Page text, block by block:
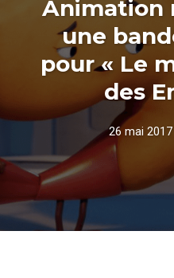
Animation
une
pour « Le
des
26 mai 2017